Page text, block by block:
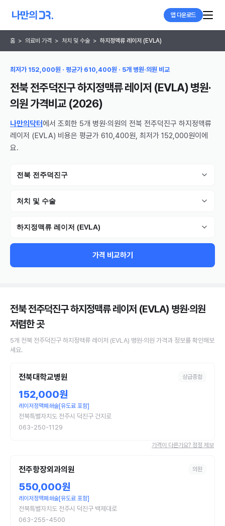
앱 다운로드
홈 > 의료비 가격 > 처치 및 수술 > 하지정맥류 레이저 (EVLA)
최저가 152,000원 · 평균가 610,400원 · 5개 병원·의원 비교
전북 전주덕진구 하지정맥류 레이저 (EVLA) 병원·
의원가격비교 (2026)
나만의닥터 에서 조회한 5개 병원·의원의 전북 전주덕진구 하지정맥류
레이저 (EVLA) 비용은 평균가 610,400원, 최저가 152,000원이에
요.
전북 전주덕진구
처치 및 수술
하지정맥류 레이저 (EVLA)
가격 비교하기
전북 전주덕진구 하지정맥류 레이저 (EVLA) 병원·의원
저렴한 곳
5개 전북 전주덕진구 하지정맥류 레이저 (EVLA) 병원·의원 가격과 정보를 확인해보
세요.
전북대학교병원 상급종합
152,000원
레이저정맥폐쇄술[유도료 포함]
전북특별자치도 전주시 덕진구 건지로
063-250-1129
가격이 다른가요? 정정 제보
전주항장외과의원 의원
550,000원
레이저정맥폐쇄술[유도료 포함]
전북특별자치도 전주시 덕진구 백제대로
063-255-4500